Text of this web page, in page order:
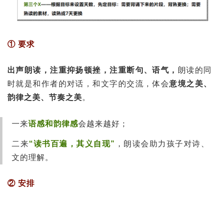
① 要求
出声朗读，注重抑扬顿挫，注重断句、语气， 朗读的同
时就是和作者的对话，和文字的交流，体会意境之美、
韵律之美、节奏之美。
一来语感和韵律感会越来越好；
二来“读书百遍，其义自现” ，朗读会助力孩子对诗、
文的理解。
② 安排